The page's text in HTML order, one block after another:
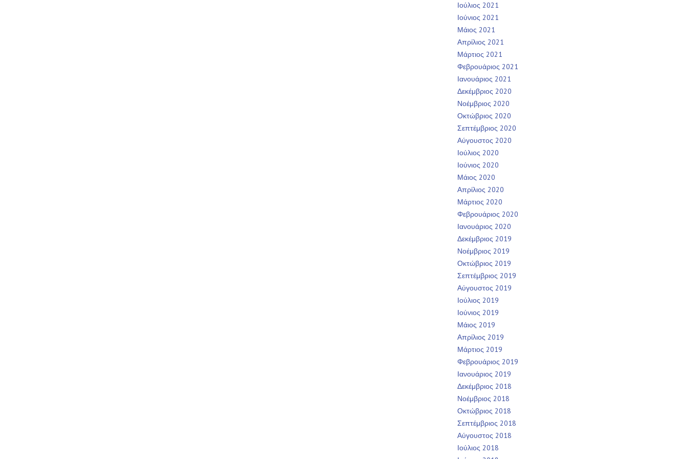
Ιούλιος 2021
Ιούνιος 2021
Μάιος 2021
Απρίλιος 2021
Μάρτιος 2021
Φεβρουάριος 2021
Ιανουάριος 2021
Δεκέμβριος 2020
Νοέμβριος 2020
Οκτώβριος 2020
Σεπτέμβριος 2020
Αύγουστος 2020
Ιούλιος 2020
Ιούνιος 2020
Μάιος 2020
Απρίλιος 2020
Μάρτιος 2020
Φεβρουάριος 2020
Ιανουάριος 2020
Δεκέμβριος 2019
Νοέμβριος 2019
Οκτώβριος 2019
Σεπτέμβριος 2019
Αύγουστος 2019
Ιούλιος 2019
Ιούνιος 2019
Μάιος 2019
Απρίλιος 2019
Μάρτιος 2019
Φεβρουάριος 2019
Ιανουάριος 2019
Δεκέμβριος 2018
Νοέμβριος 2018
Οκτώβριος 2018
Σεπτέμβριος 2018
Αύγουστος 2018
Ιούλιος 2018